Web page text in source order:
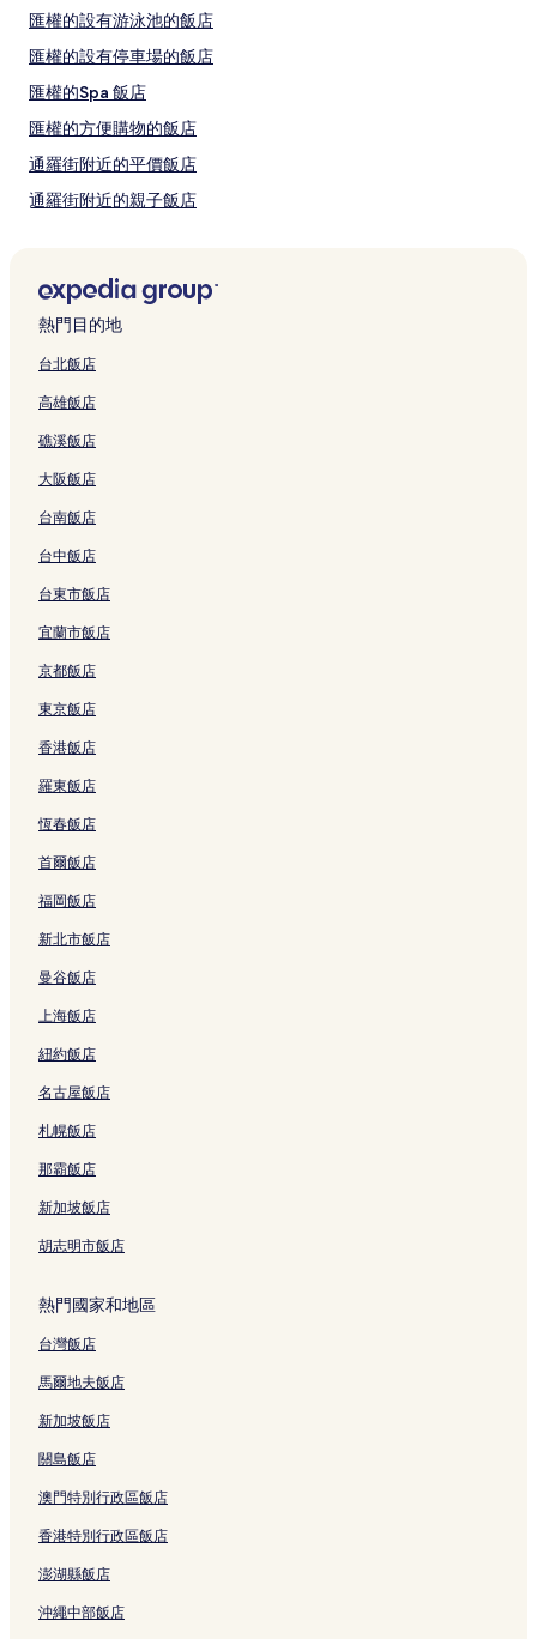
動，
可
能
其
他
條
款
拉瑪 9 路附近的必訪景點：
考山路 (距離 7.5 公里/4.7 英里)
勝利紀念碑 (距離 3.2 公里/2 英里)
拉加曼加拉國家體育場 (距離 6 公里/3.7 英里)
三美泰素坤逸醫院 (距離 2.9 公里/1.8 英里)
彩虹中心第二期 (距離 2.9 公里/1.8 英里)
拉瑪 9 路的當地玩樂：
中央拉瑪九
什麼時候去曼谷旅遊最合適？
最炎熱月份：4 月、5 月、3 月和 2 月 (平均 30°C)
最多雨月份：9 月、10 月、8 月和 7 月 (平均降雨量 224 毫米)
匯權的設有游泳池的飯店
匯權的設有停車場的飯店
匯權的Spa 飯店
匯權的方便購物的飯店
通羅街附近的平價飯店
通羅街附近的親子飯店
通羅街附近的設有廚房的飯店
曼谷的性別友善飯店
曼谷的設有停車場的飯店
曼谷的精品飯店
曼谷的Spa 飯店
曼谷的方便購物的飯店
曼谷的提供免費早餐的飯店
曼谷的奢華飯店
曼谷的設有廚房的飯店
曼谷的平價飯店
拉瑪 9 路的平價飯店
拉瑪 9 路的設有游泳池的飯店
阿索克的商務飯店
阿索克的親子飯店
阿索克的Spa 飯店
曼谷 5 星級飯店
阿索克 2 星級飯店
阿索克 5 星級飯店
阿索克 4 星級飯店
阿索克 3 星級飯店
通羅街 4 星級飯店
拉瑪 9 路 4 星級飯店
拉瑪 9 路 3 星級飯店
拉瑪 9 路 2 星級飯店
通羅街的青年旅館
通羅街的旅館
曼谷的民宿
匯權的青年旅館
匯權的出租公寓
熱門目的地
台北飯店
高雄飯店
礁溪飯店
大阪飯店
台南飯店
台中飯店
台東市飯店
宜蘭市飯店
京都飯店
東京飯店
香港飯店
羅東飯店
恆春飯店
首爾飯店
福岡飯店
新北市飯店
曼谷飯店
上海飯店
紐約飯店
名古屋飯店
札幌飯店
那霸飯店
新加坡飯店
胡志明市飯店
熱門國家和地區
台灣飯店
馬爾地夫飯店
新加坡飯店
關島飯店
澳門特別行政區飯店
香港特別行政區飯店
澎湖縣飯店
沖繩中部飯店